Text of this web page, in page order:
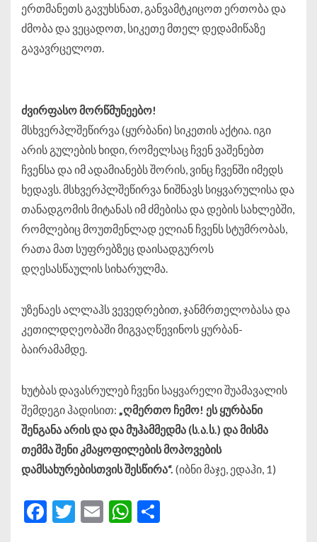
ერთმანეთს გავუხსნათ, განვამტკიცოთ ერთობა და
ძმობა და ვეცადოთ, სიკეთე მთელ დედამიწაზე
გავავრცელოთ.
ძვირფასომორწმუნეებო!
მსხვერპლშეწირვა (ყურბანი) სიკეთის აქტია. იგი
არის გულების ხიდი, რომელსაც ჩვენ ვაშენებთ
ჩვენსა და იმ ადამიანებს შორის, ვინც ჩვენში იმედს
ხედავს. მსხვერპლშეწირვა ნიშნავს სიყვარულისა და
თანადგომის მიტანას იმ ძმებისა და დების სახლებში,
რომლებიც მოუთმენლად ელიან ჩვენს სტუმრობას,
რათა მათ სუფრებზეც დაისადგუროს
დღესასწაულის სიხარულმა.
უზენაეს ალლაჰს ვევედრებით, ჯანმრთელობასა და
კეთილდღეობაში მიგვაღწევინოს ყურბან-
ბაირამამდე.
ხუტბას დავასრულებ ჩვენი საყვარელი შუამავალის
შემდეგი ჰადისით: „ღმერთო ჩემო! ეს ყურბანი
შენგანაარისდადამუჰამმედმა (ს.ა.ს.) დამისმა
თემმაშენი კმაყოფილებისმოპოვების
დამსახურებისთვისშესწირა“. (იბნი მაჯე, ედაჰი, 1)
Facebook
Twitter
EmailWhatsApp